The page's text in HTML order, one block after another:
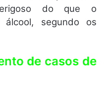
do que o
segundo os
de casos de